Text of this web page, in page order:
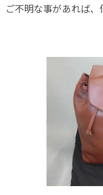
ご不明な事があれば、